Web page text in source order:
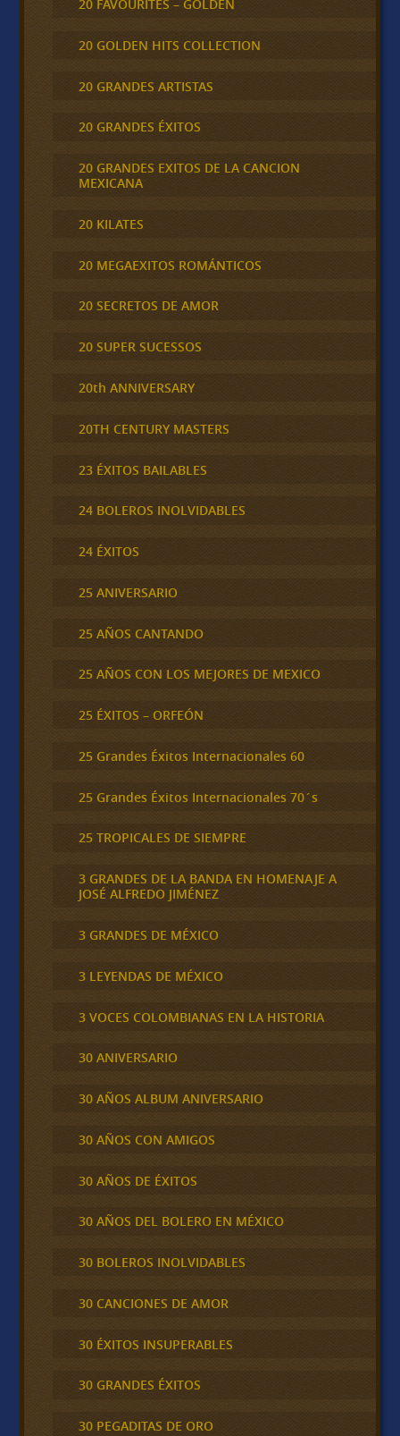
20 FAVOURITES – GOLDEN
20 GOLDEN HITS COLLECTION
20 GRANDES ARTISTAS
20 GRANDES ÉXITOS
20 GRANDES EXITOS DE LA CANCION
MEXICANA
20 KILATES
20 MEGAEXITOS ROMÁNTICOS
20 SECRETOS DE AMOR
20 SUPER SUCESSOS
20th ANNIVERSARY
20TH CENTURY MASTERS
23 ÉXITOS BAILABLES
24 BOLEROS INOLVIDABLES
24 ÉXITOS
25 ANIVERSARIO
25 AÑOS CANTANDO
25 AÑOS CON LOS MEJORES DE MEXICO
25 ÉXITOS – ORFEÓN
25 Grandes Éxitos Internacionales 60
25 Grandes Éxitos Internacionales 70´s
25 TROPICALES DE SIEMPRE
3 GRANDES DE LA BANDA EN HOMENAJE A
JOSÉ ALFREDO JIMÉNEZ
3 GRANDES DE MÉXICO
3 LEYENDAS DE MÉXICO
3 VOCES COLOMBIANAS EN LA HISTORIA
30 ANIVERSARIO
30 AÑOS ALBUM ANIVERSARIO
30 AÑOS CON AMIGOS
30 AÑOS DE ÉXITOS
30 AÑOS DEL BOLERO EN MÉXICO
30 BOLEROS INOLVIDABLES
30 CANCIONES DE AMOR
30 ÉXITOS INSUPERABLES
30 GRANDES ÉXITOS
30 PEGADITAS DE ORO